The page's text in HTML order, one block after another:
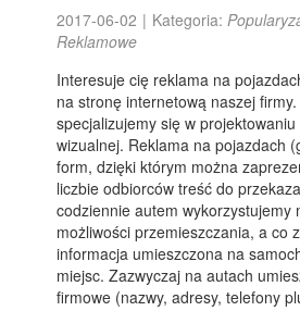
2017-06-02 | Kategoria:
Reklamowe
Interesuje cię reklama na
na stronę internetową naszej
specjalizujemy się w
wizualnej. Reklama na pojazdach
form, dzięki którym można
liczbie odbiorców treść do
codziennie autem wykorzystujemy
możliwości przemieszczania, a co
informacja umieszczona na
miejsc. Zazwyczaj na autach
firmowe (nazwy, adresy, telefony